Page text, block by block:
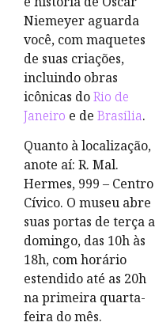
Niemeyer aguarda
você, com maquetes
de suas criações,
incluindo obras
icônicas doRio de
Janeiro e de Brasília.
Quanto à localização,
anote aí: R. Mal.
Hermes, 999 – Centro
Cívico. O museu abre
suas portas de terça a
domingo, das 10h às
18h, com horário
estendido até as 20h
na primeira quarta-
feira do mês.